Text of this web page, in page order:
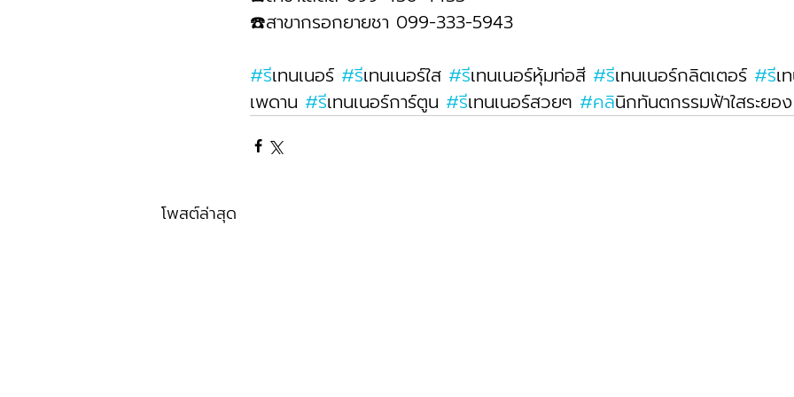
☎️สาขากรอกยายชา 099-333-5943
#รีเทนเนอร์ #รีเทนเนอร์ใส #รีเทนเนอร์หุ้มท่อสี #รีเทนเนอร์กลิตเตอร์ #รเ
เพดาน #รีเทนเนอร์การ์ตูน #รีเทนเนอร์สวยๆ #คลินิกทันตกรรมฟ้าใสระยอง
โพสต์ล่าสุด